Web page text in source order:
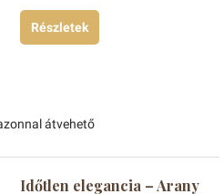
Részletek
átvehető
Időtlen elegancia – Arany